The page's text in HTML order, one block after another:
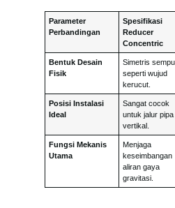
Parameter
Perbandingan
Spesifikasi
Reducer
Concentric
Bentuk Desain
Fisik
Simetris
seperti wujud
kerucut.
Posisi Instalasi
Ideal
Sangat cocok
untuk jalur pipa
vertikal.
Fungsi Mekanis
Utama
Menjaga
keseimbangan
aliran gaya
gravitasi.